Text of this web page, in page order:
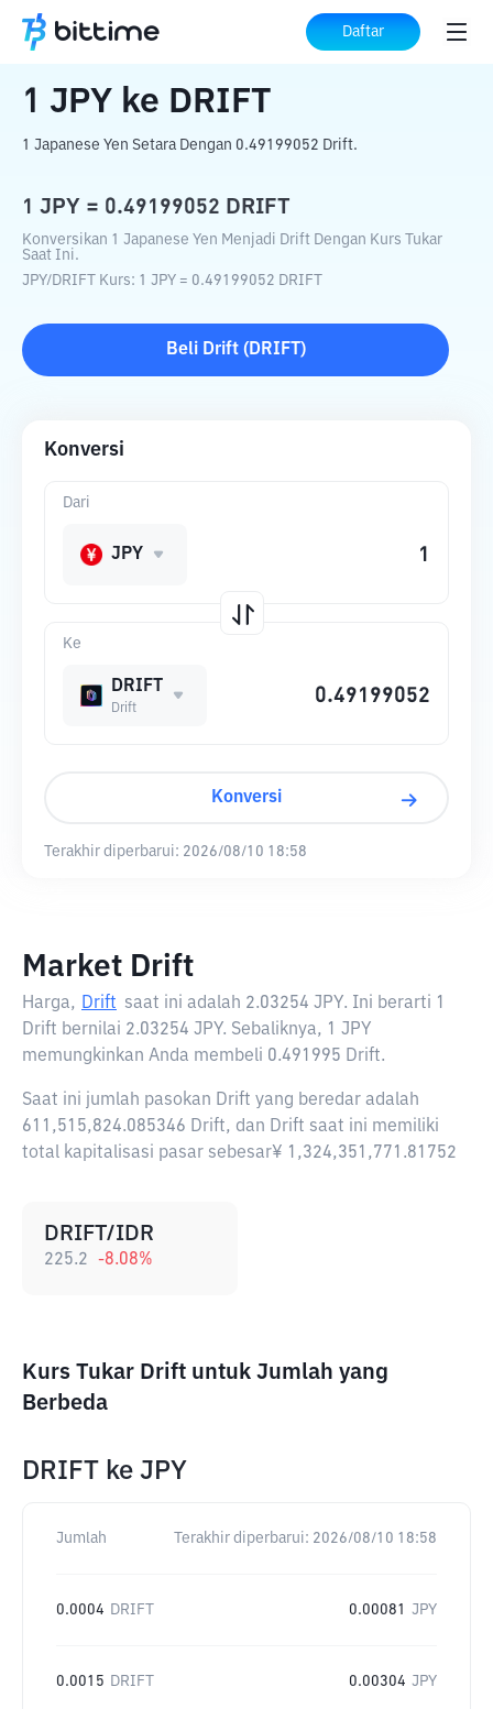
Daftar
Beranda Konverter Kripto ke DRIFT
1 JPY ke DRIFT
1 Japanese Yen Setara Dengan 0.49199052 Drift.
1 JPY = 0.49199052 DRIFT
Konversikan 1 Japanese Yen Menjadi Drift Dengan Kurs Tukar
Saat Ini.
JPY/DRIFT Kurs: 1 JPY = 0.49199052 DRIFT
Beli Drift( DRIFT )
Konversi
Ke
DRIFT
Drift
Dari
JPY
Konversi
Terakhir diperbarui: 2026/08/10 18:58
Market Drift
Harga, Drift saat ini adalah 2.03254 JPY. Ini berarti 1
Drift bernilai 2.03254 JPY. Sebaliknya, 1 JPY
memungkinkan Anda membeli 0.491995 Drift.
Saat ini jumlah pasokan Drift yang beredar adalah
611,515,824.085346 Drift, dan Drift saat ini memiliki
total kapitalisasi pasar sebesar¥ 1,324,351,771.81752
DRIFT/IDR
225.2 -8.08%
Kurs Tukar Drift untuk Jumlah yang
Berbeda
DRIFT ke JPY
Jumlah Terakhir diperbarui: 2026/08/10 18:58
0.0004 DRIFT 0.00081 JPY
0.0015 DRIFT 0.00304 JPY